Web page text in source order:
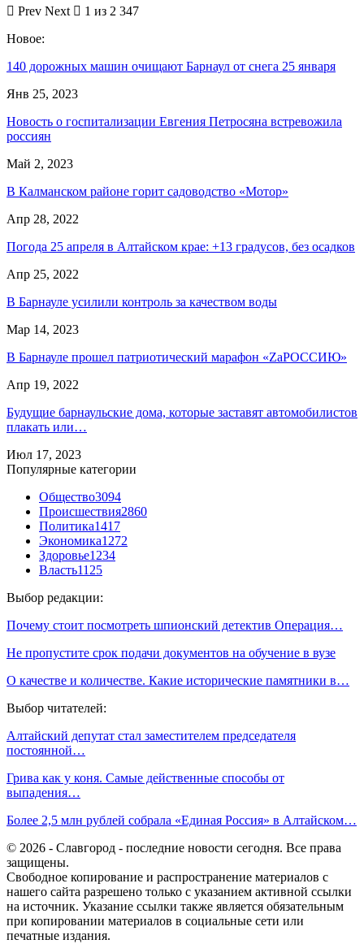
Prev Next
1 из 2 347
Новое:
140 дорожных машин очищают Барнаул от снега 25 января
Янв 25, 2023
Новость о госпитализации Евгения Петросяна встревожила
россиян
Май 2, 2023
В Калманском районе горит садоводство «Мотор»
Апр 28, 2022
Погода 25 апреля в Алтайском крае: +13 градусов, без осадков
Апр 25, 2022
В Барнауле усилили контроль за качеством воды
Мар 14, 2023
В Барнауле прошел патриотический марафон «ZaРОССИЮ»
Апр 19, 2022
Будущие барнаульские дома, которые заставят автомобилистов
плакать или…
Июл 17, 2023
Популярные категории
Общество3094
Происшествия2860
Политика1417
Экономика1272
Здоровье1234
Власть1125
Выбор редакции:
Почему стоит посмотреть шпионский детектив Операция…
Не пропустите срок подачи документов на обучение в вузе
О качестве и количестве. Какие исторические памятники в…
Выбор читателей:
Алтайский депутат стал заместителем председателя
постоянной…
Грива как у коня. Самые действенные способы от
выпадения…
Более 2,5 млн рублей собрала «Единая Россия» в Алтайском…
© 2026 - Славгород - последние новости сегодня. Все права
защищены.
Свободное копирование и распространение материалов с
нашего сайта разрешено только с указанием активной ссылки
на источник. Указание ссылки также является обязательным
при копировании материалов в социальные сети или
печатные издания.